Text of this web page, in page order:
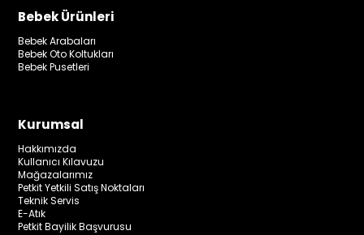
Bebek Ürünleri
Bebek Arabaları
Bebek Oto Koltukları
Bebek Pusetleri
Kurumsal
Hakkımızda
Kullanıcı Kılavuzu
Mağazalarımız
Petkit Yetkili Satış Noktaları
Teknik Servis
E-Atık
Petkit Bayilik Başvurusu